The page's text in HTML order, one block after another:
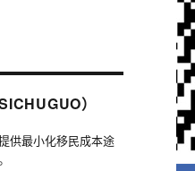
）
供最小化移民成本途